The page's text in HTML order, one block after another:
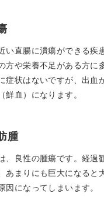
い直腸に潰瘍ができる疾
方や栄養不足がある方に
症状はないですが、出血
鮮血）になります。
腫
、良性の腫瘍です。経過
あまりにも巨大になると
因になってしまいます。